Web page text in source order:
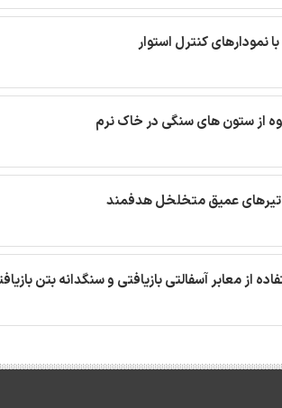
کنترل استوار
از ستون های سنگی در خاک نرم
تیرهای عمیق متخلخل هدفمند
از معابر آسفالتی بازیافتی و سنگدانه بتن